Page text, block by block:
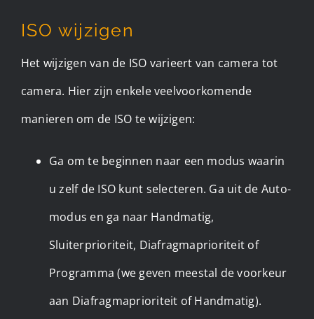
ISO wijzigen
Het wijzigen van de ISO varieert van camera tot
camera. Hier zijn enkele veelvoorkomende
manieren om de ISO te wijzigen: ​
Ga om te beginnen naar een modus waarin
u zelf de ISO kunt selecteren. Ga uit de Auto-
modus en ga naar Handmatig,
Sluiterprioriteit, Diafragmaprioriteit of
Programma (we geven meestal de voorkeur
aan Diafragmaprioriteit of Handmatig).